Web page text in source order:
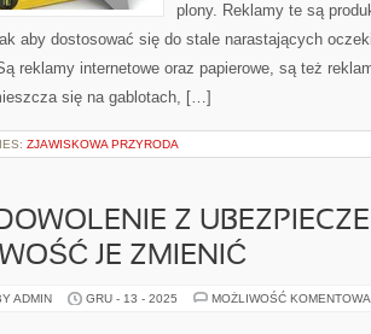
plony. Reklamy te są
aby dostosować się do stale narastających
reklamy internetowe oraz papierowe, są też
się na gablotach, […]
ZJAWISKOWA PRZYRODA
Z
JE ZMIENIĆ
ADMIN GRU - 13 - 2025 MOŻLIWOŚĆ